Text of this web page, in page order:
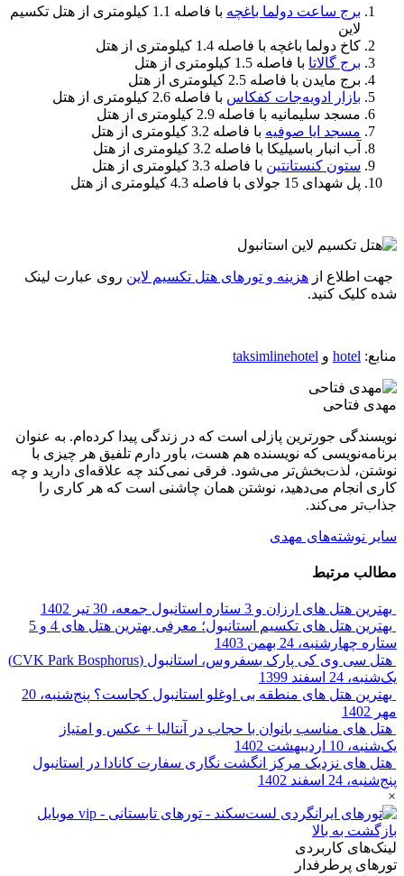
برج ساعت دولما باغچه
با فاصله 1.1 کیلومتری از هتل تکسیم
لاین
کاخ دولما باغچه با فاصله 1.4 کیلومتری از هتل
برج گالاتا با فاصله 1.5 کیلومتری از هتل
برج مایدن با فاصله 2.5 کیلومتری از هتل
بازار ادویه‌جات کفکاس با فاصله 2.6 کیلومتری از هتل
مسجد سلیمانیه با فاصله 2.9 کیلومتری از هتل
مسجد ایا صوفیه با فاصله 3.2 کیلومتری از هتل
آب انبار باسیلیکا با فاصله 3.2 کیلومتری از هتل
ستون کنستانتین با فاصله 3.3 کیلومتری از هتل
پل شهدای 15 جولای با فاصله 4.3 کیلومتری از هتل
جهت اطلاع از هزینه و تورهای هتل تکسیم لاین روی عبارت لینک
شده کلیک کنید.
منابع: hotel و taksimlinehotel
مهدی فتاحی
نویسندگی جورترین پازلی است که در زندگی پیدا کرده‌ام. به عنوان
برنامه‌نویسی که نویسنده هم هست، باور دارم تلفیق هر چیزی با
نوشتن، لذت‌بخش‌تر می‌شود. فرقی نمی‌کند چه علاقه‌ای دارید و چه
کاری انجام می‌دهید، نوشتن همان چاشنی است که هر کاری را
جذاب‌تر می‌کند.
سایر نوشته‌های مهدی
مطالب مرتبط
بهترین هتل های ارزان و 3 ستاره استانبول
جمعه، 30 تیر 1402
بهترین هتل‌ های تکسیم استانبول؛ معرفی بهترین هتل های 4 و 5
ستاره چهارشنبه، 24 بهمن 1403
هتل سی ‌وی کی پارک بسفروس، استانبول (CVK Park Bosphorus)
یک‌شنبه، 24 اسفند 1399
بهترین هتل های منطقه بی اوغلو استانبول کجاست؟
پنج‌شنبه، 20
مهر 1402
هتل های مناسب بانوان با حجاب در آنتالیا ‎+ عکس و امتیاز
یک‌شنبه، 10 اردیبهشت 1402
هتل های نزدیک مرکز انگشت نگاری سفارت کانادا در استانبول
پنج‌شنبه، 24 اسفند 1402
×
بازگشت به بالا
لینک‌های کاربردی
تورهای پرطرفدار